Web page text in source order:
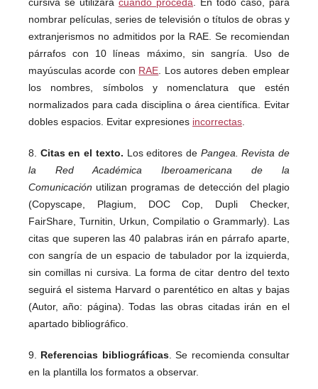
cursiva se utilizará cuando proceda. En todo caso, para
nombrar películas, series de televisión o títulos de obras y
extranjerismos no admitidos por la RAE. Se recomiendan
párrafos con 10 líneas máximo, sin sangría. Uso de
mayúsculas acorde con RAE. Los autores deben emplear
los nombres, símbolos y nomenclatura que estén
normalizados para cada disciplina o área científica. Evitar
dobles espacios. Evitar expresiones incorrectas.
8. Citas en el texto. Los editores de Pangea. Revista de
la Red Académica Iberoamericana de la
Comunicación utilizan programas de detección del plagio
(Copyscape, Plagium, DOC Cop, Dupli Checker,
FairShare, Turnitin, Urkun, Compilatio o Grammarly). Las
citas que superen las 40 palabras irán en párrafo aparte,
con sangría de un espacio de tabulador por la izquierda,
sin comillas ni cursiva. La forma de citar dentro del texto
seguirá el sistema Harvard o parentético en altas y bajas
(Autor, año: página). Todas las obras citadas irán en el
apartado bibliográfico.
9. Referencias bibliográficas. Se recomienda consultar
en la plantilla los formatos a observar.